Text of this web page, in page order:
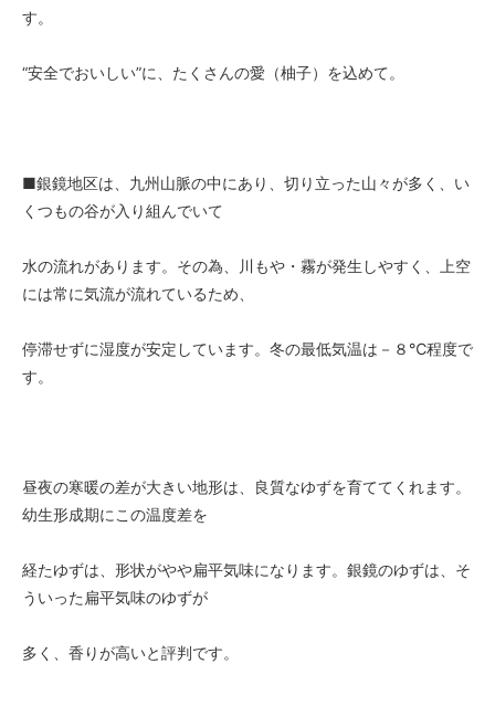
す。
“安全でおいしい”に、たくさんの愛（柚子）を込めて。
■銀鏡地区は、九州山脈の中にあり、切り立った山々が多く、い
くつもの谷が入り組んでいて
水の流れがあります。その為、川もや・霧が発生しやすく、上空
には常に気流が流れているため、
停滞せずに湿度が安定しています。冬の最低気温は－８℃程度で
す。
昼夜の寒暖の差が大きい地形は、良質なゆずを育ててくれます。
幼生形成期にこの温度差を
経たゆずは、形状がやや扁平気味になります。銀鏡のゆずは、そ
ういった扁平気味のゆずが
多く、香りが高いと評判です。